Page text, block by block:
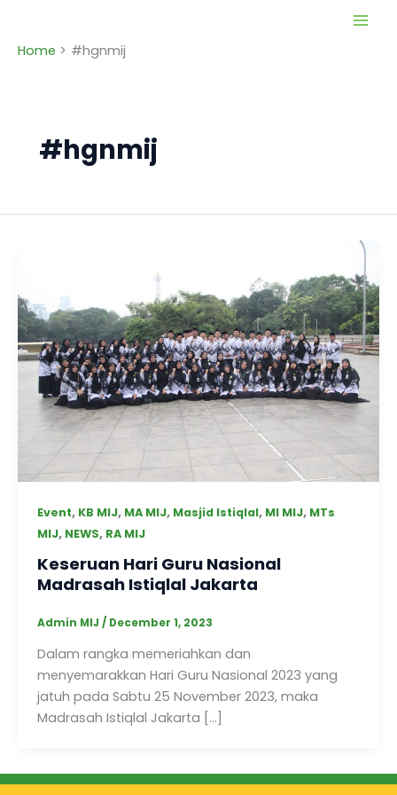
content
Home #hgnmij
#hgnmij
Event, KB MIJ, MA MIJ, Masjid Istiqlal, MI MIJ, MTs
MIJ, NEWS, RA MIJ
Keseruan Hari Guru Nasional
Madrasah Istiqlal Jakarta
Admin MIJ / December 1, 2023
Dalam rangka memeriahkan dan
menyemarakkan Hari Guru Nasional 2023 yang
jatuh pada Sabtu 25 November 2023, maka
Madrasah Istiqlal Jakarta […]